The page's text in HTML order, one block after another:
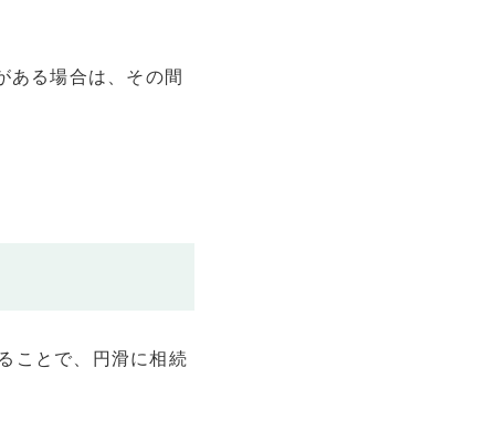
ある場合は、その間
ことで、円滑に相続